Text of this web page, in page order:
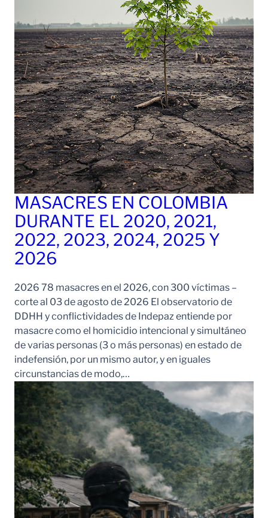
MASACRES EN COLOMBIA
DURANTE EL 2020, 2021,
2022, 2023, 2024, 2025 Y
2026
2026 78 masacres en el 2026, con 300 víctimas –
corte al 03 de agosto de 2026 El observatorio de
DDHH y conflictividades de Indepaz entiende por
masacre como el homicidio intencional y simultáneo
de varias personas (3 o más personas) en estado de
indefensión, por un mismo autor, y en iguales
circunstancias de modo,…